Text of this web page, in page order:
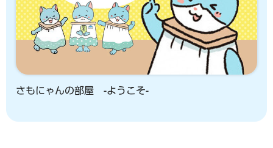
さもにゃんの部屋 -ようこそ-